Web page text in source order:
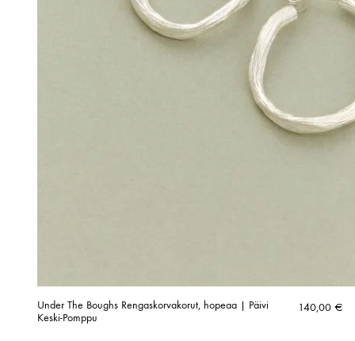
Under The Boughs Rengaskorvakorut, hopeaa | Päivi
Keski-Pomppu
140,00 €